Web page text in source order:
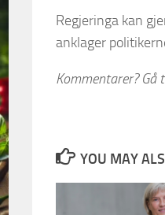
Regjeringa kan
anklager
Kommentarer? Gå
YOU MAY